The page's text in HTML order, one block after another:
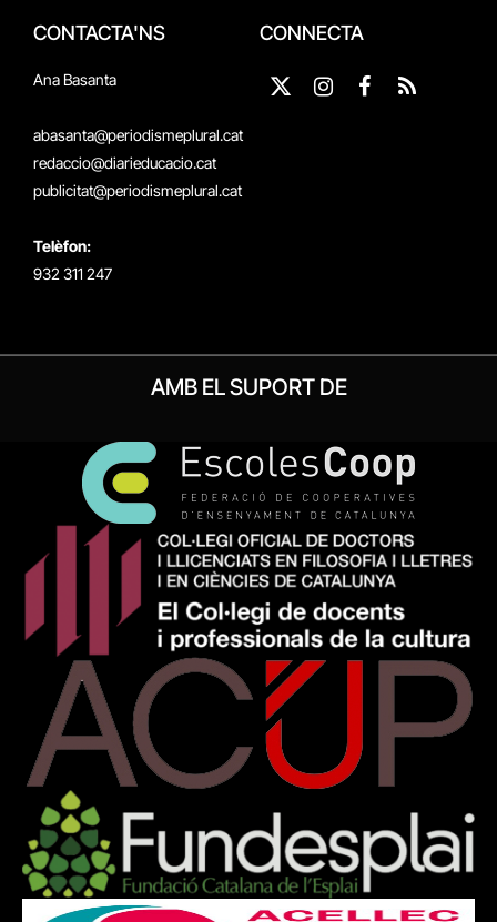
CONTACTA'NS
Ana Basanta
abasanta@periodismeplural.cat
redaccio@diarieducacio.cat
publicitat@periodismeplural.cat
Telèfon:
932 311 247
CONNECTA
X
Instagram
Facebook
RSS
AMB EL SUPORT DE